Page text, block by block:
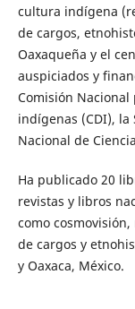
cultura indígena
de cargos,
Oaxaqueña y el
auspiciados y
Comisión Nacional
indígenas (CDI), la
Nacional de
Ha publicado 20
revistas y libros
como
de cargos y
y Oaxaca, México.